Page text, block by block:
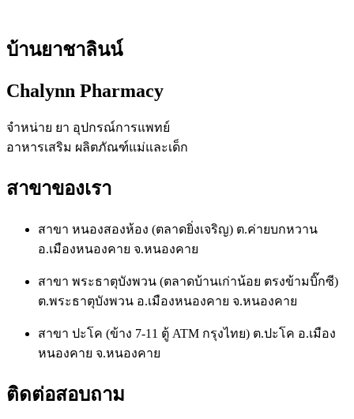
บ้านยาชาลินน์
Chalynn Pharmacy
จำหน่าย ยา อุปกรณ์การแพทย์
อาหารเสริม ผลิตภัณฑ์แม่และเด็ก
สาขาของเรา
สาขา หนองสองห้อง (ตลาดยิ่งเจริญ) ต.ค่ายบกหวาน
อ.เมืองหนองคาย จ.หนองคาย
สาขา พระธาตุบังพวน (ตลาดบ้านเก่าน้อย ตรงข้ามบิ๊กซี)
ต.พระธาตุบังพวน อ.เมืองหนองคาย จ.หนองคาย
สาขา ปะโค (ข้าง 7-11 ตู้ ATM กรุงไทย) ต.ปะโค อ.เมือง
หนองคาย จ.หนองคาย
ติดต่อสอบถาม